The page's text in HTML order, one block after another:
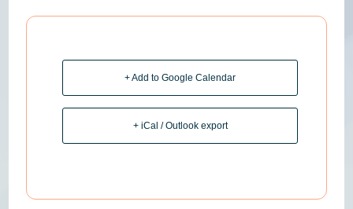
+ Add to Google Calendar
+ iCal / Outlook export